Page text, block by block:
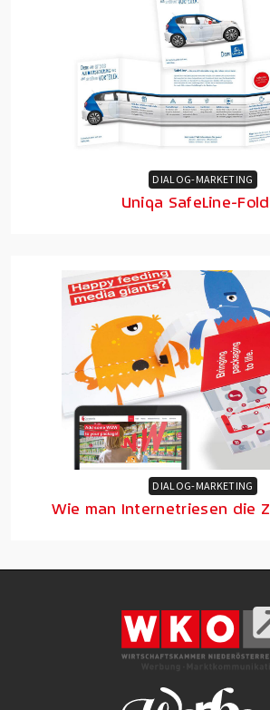
DIALOG-MARKETING
Uniqa SafeLine-
DIALOG-MARKETING
Wie man Internetriesen die